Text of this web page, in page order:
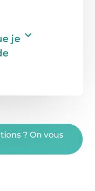
je
? On vous